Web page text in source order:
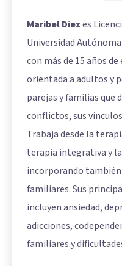
Maribel Diezes
Universidad
con más de 15 años
orientada a adultos y
parejas y familias que
conflictos, sus
Trabaja desde la
terapia integrativa y
incorporando
familiares. Sus
incluyen ansiedad,
adicciones,
familiares y